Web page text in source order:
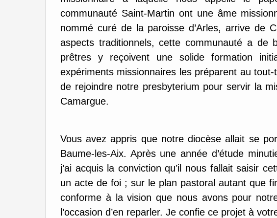
communauté Saint-Martin ont une âme
nommé curé de la paroisse d’Arles, arrive de
aspects traditionnels, cette communauté a de
prêtres y reçoivent une solide formation
expériments missionnaires les préparent au
de rejoindre notre presbyterium pour servir la
Camargue.
Vous avez appris que notre diocèse allait se
Baume-les-Aix. Après une année d’étude
j’ai acquis la conviction qu’il nous fallait saisir
un acte de foi ; sur le plan pastoral autant que
conforme à la vision que nous avons pour
l’occasion d’en reparler. Je confie ce projet à